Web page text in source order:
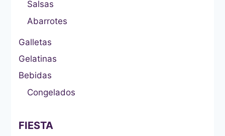
Salsas
Abarrotes
Galletas
Gelatinas
Bebidas
Congelados
FIESTA